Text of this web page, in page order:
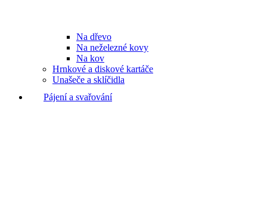
Na dřevo
Na neželezné kovy
Na kov
Hrnkové a diskové kartáče
Unašeče a sklíčidla
Pájení a svařování